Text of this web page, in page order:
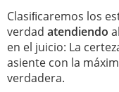
Clasiﬁcaremos los
verdad atendiendo
en el juicio: La
asiente con la
verdadera.